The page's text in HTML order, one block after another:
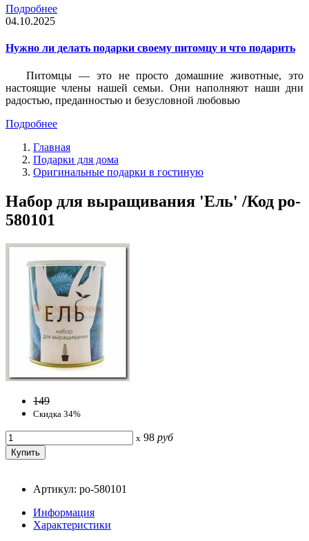
Подробнее
04.10.2025
Нужно ли делать подарки своему питомцу и что подарить
Питомцы — это не просто домашние животные, это
настоящие члены нашей семьи. Они наполняют наши дни
радостью, преданностью и безусловной любовью
Подробнее
Главная
Подарки для дома
Оригинальные подарки в гостиную
Набор для выращивания 'Ель' /Код po-
580101
149
Скидка 34%
x 98 руб
Артикул: po-580101
Информация
Характеристики